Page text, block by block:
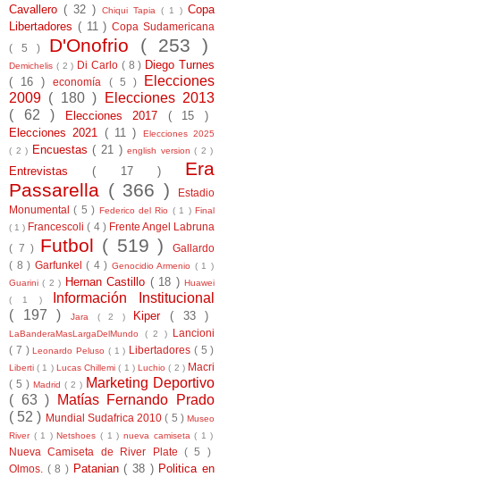
Cavallero ( 32 ) Chiqui Tapia ( 1 ) Copa
Libertadores ( 11 )Copa Sudamericana
( 5 ) D'Onofrio ( 253 )
Demichelis ( 2 ) Di Carlo ( 8 ) Diego Turnes
( 16 )economía ( 5 )
Elecciones
2009 ( 180 )
Elecciones 2013
( 62 )
Elecciones 2017 ( 15 )
Elecciones 2021 ( 11 )
Elecciones 2025
( 2 )
Encuestas( 21 )english version( 2 )
Entrevistas( 17 ) Era
Passarella ( 366 )
Estadio
Monumental( 5 ) Federico del Rio ( 1 )Final
( 1 ) Francescoli( 4 ) Frente Angel Labruna
( 7 ) Futbol ( 519 )Gallardo
( 8 ) Garfunkel ( 4 ) Genocidio Armenio ( 1 )
Guarini( 2 ) Hernan Castillo ( 18 )Huawei
( 1 )
Información Institucional
( 197 )
Jara ( 2 ) Kiper( 33 )
LaBanderaMasLargaDelMundo ( 2 ) Lancioni
( 7 )Leonardo Peluso ( 1 ) Libertadores ( 5 )
Liberti( 1 ) Lucas Chillemi( 1 )Luchio( 2 ) Macri
( 5 ) Madrid ( 2 ) Marketing Deportivo
( 63 )
Matías Fernando Prado
( 52 ) Mundial Sudafrica 2010( 5 )Museo
River ( 1 )Netshoes( 1 ) nueva camiseta( 1 )
Nueva Camiseta de River Plate ( 5 )
Olmos. ( 8 ) Patanian( 38 ) Politica en